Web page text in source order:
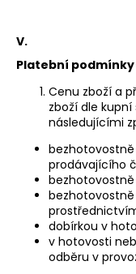
V.
Platební
Cenu zboží a
zboží dle
následujícími
prodávajícího
dobírkou v
v hotovosti
odběru v